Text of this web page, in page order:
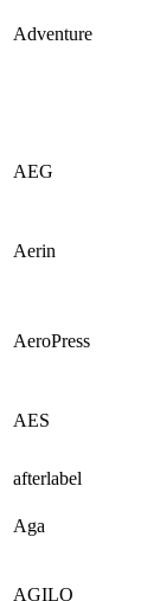
Adventure
AEG
Aerin
AeroPress
AES
afterlabel
Aga
AGILO